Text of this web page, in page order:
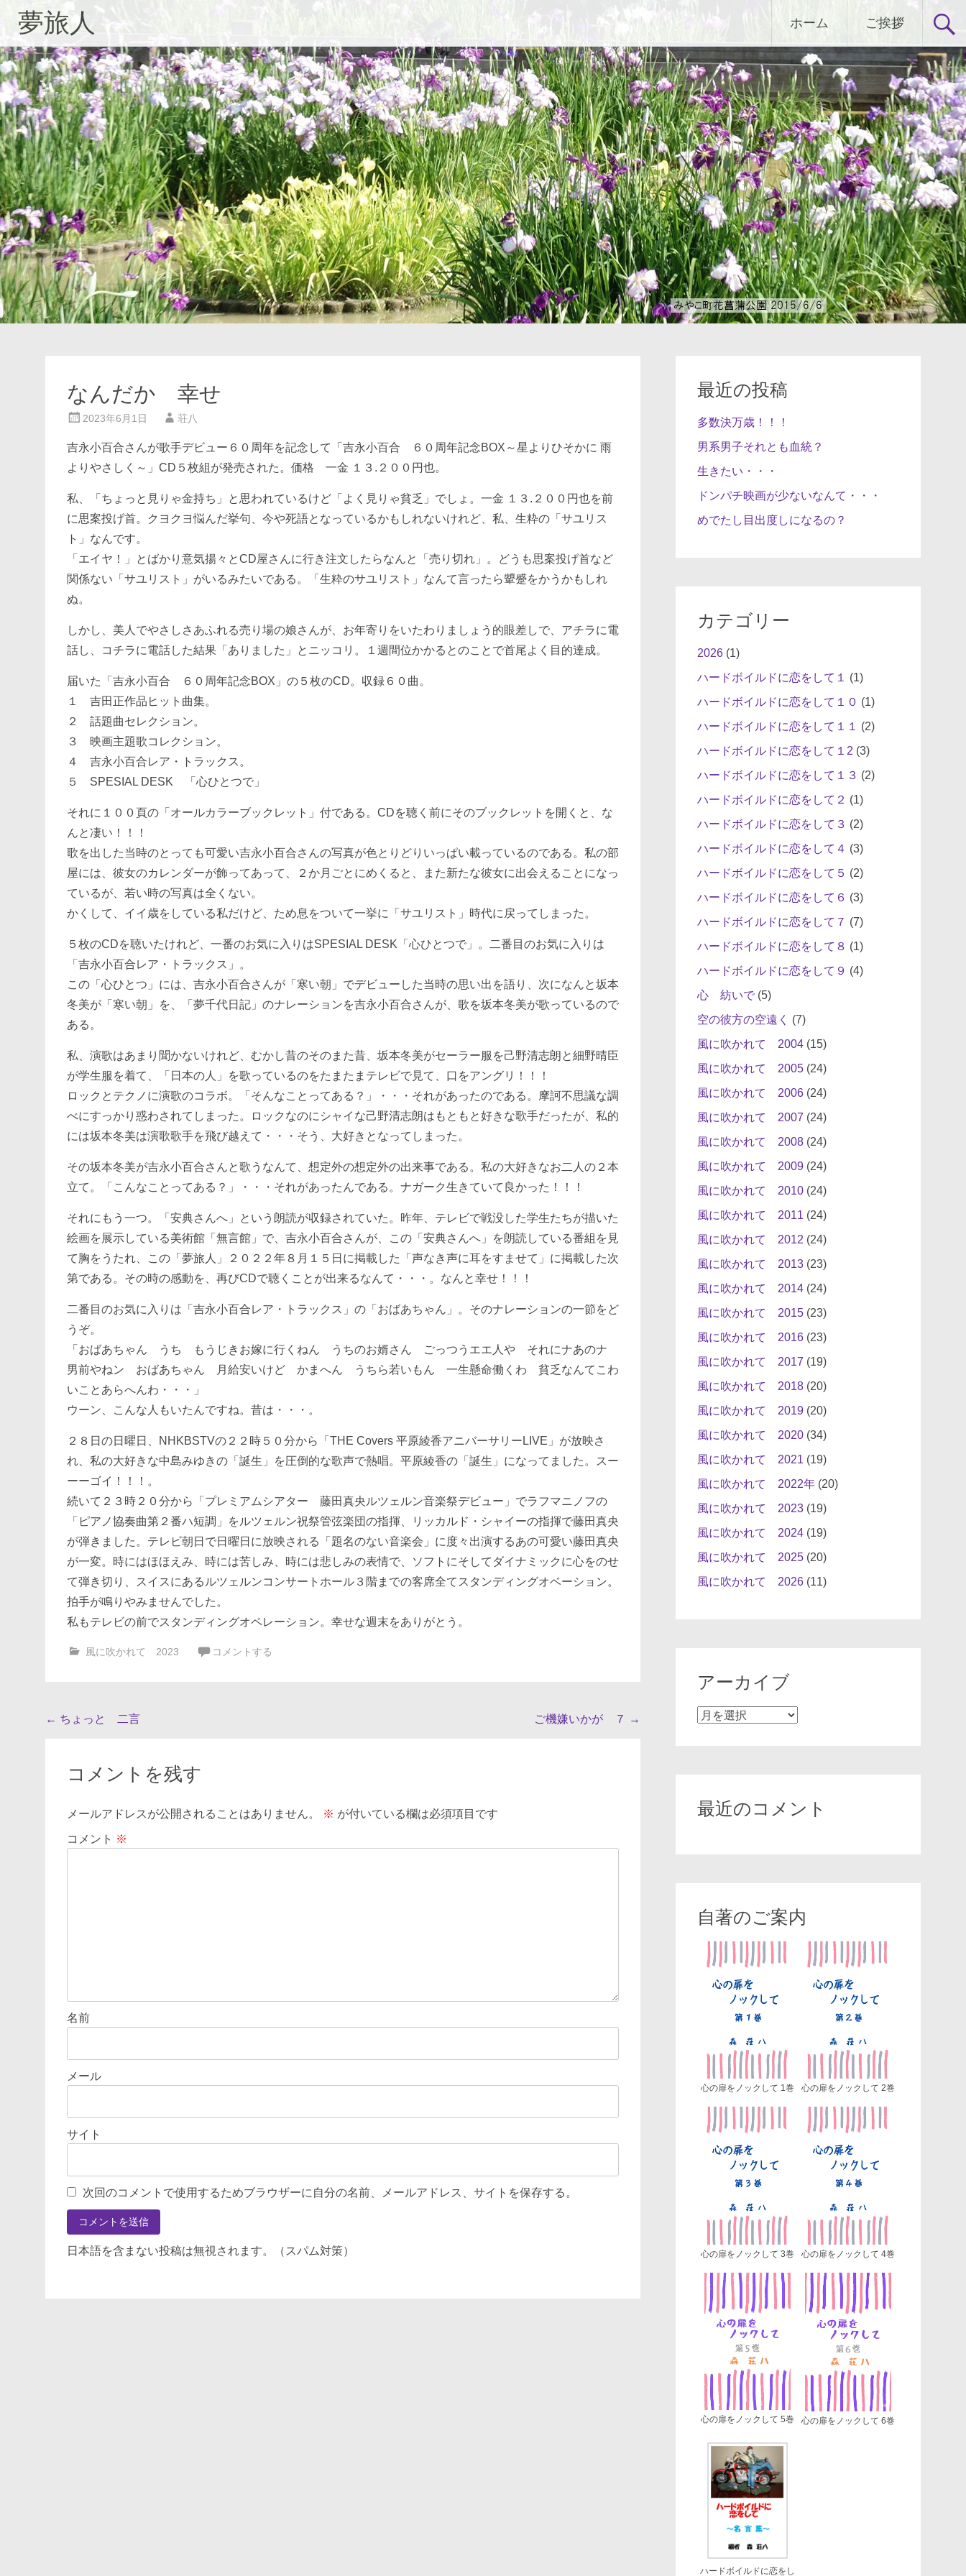
ン
ツ
へ
ス
キ
ッ
プ
夢旅人 ホーム ご挨拶
なんだか 幸せ
2023年6月1日 荘八
吉永小百合さんが歌手デビュー６０周年を記念して「吉永小百合 ６０周年記念BOX～星よりひそかに 雨
よりやさしく～」CD５枚組が発売された。価格 一金 １３.２００円也。
私、「ちょっと見りゃ金持ち」と思われているけど「よく見りゃ貧乏」でしょ。一金 １３.２００円也を前
に思案投げ首。クヨクヨ悩んだ挙句、今や死語となっているかもしれないけれど、私、生粋の「サユリス
ト」なんです。
「エイヤ！」とばかり意気揚々とCD屋さんに行き注文したらなんと「売り切れ」。どうも思案投げ首など
関係ない「サユリスト」がいるみたいである。「生粋のサユリスト」なんて言ったら顰蹙をかうかもしれ
ぬ。
しかし、美人でやさしさあふれる売り場の娘さんが、お年寄りをいたわりましょう的眼差しで、アチラに電
話し、コチラに電話した結果「ありました」とニッコリ。１週間位かかるとのことで首尾よく目的達成。
届いた「吉永小百合 ６０周年記念BOX」の５枚のCD。収録６０曲。
１ 吉田正作品ヒット曲集。
２ 話題曲セレクション。
３ 映画主題歌コレクション。
４ 吉永小百合レア・トラックス。
５ SPESIAL DESK 「心ひとつで」
それに１００頁の「オールカラーブックレット」付である。CDを聴く前にそのブックレットを開くと、な
んと凄い！！！
歌を出した当時のとっても可愛い吉永小百合さんの写真が色とりどりいっぱい載っているのである。私の部
屋には、彼女のカレンダーが飾ってあって、２か月ごとにめくると、また新たな彼女に出会えることになっ
ているが、若い時の写真は全くない。
かくして、イイ歳をしている私だけど、ため息をついて一挙に「サユリスト」時代に戻ってしまった。
５枚のCDを聴いたけれど、一番のお気に入りはSPESIAL DESK「心ひとつで」。二番目のお気に入りは
「吉永小百合レア・トラックス」。
この「心ひとつ」には、吉永小百合さんが「寒い朝」でデビューした当時の思い出を語り、次になんと坂本
冬美が「寒い朝」を、「夢千代日記」のナレーションを吉永小百合さんが、歌を坂本冬美が歌っているので
ある。
私、演歌はあまり聞かないけれど、むかし昔のそのまた昔、坂本冬美がセーラー服を己野清志朗と細野晴臣
が学生服を着て、「日本の人」を歌っているのをたまたまテレビで見て、口をアングリ！！！
ロックとテクノに演歌のコラボ。「そんなことってある？」・・・それがあったのである。摩訶不思議な調
べにすっかり惑わされてしまった。ロックなのにシャイな己野清志朗はもともと好きな歌手だったが、私的
には坂本冬美は演歌歌手を飛び越えて・・・そう、大好きとなってしまった。
その坂本冬美が吉永小百合さんと歌うなんて、想定外の想定外の出来事である。私の大好きなお二人の２本
立て。「こんなことってある？」・・・それがあったんである。ナガーク生きていて良かった！！！
それにもう一つ。「安典さんへ」という朗読が収録されていた。昨年、テレビで戦没した学生たちが描いた
絵画を展示している美術館「無言館」で、吉永小百合さんが、この「安典さんへ」を朗読している番組を見
て胸をうたれ、この「夢旅人」２０２２年８月１５日に掲載した「声なき声に耳をすませて」に掲載した次
第である。その時の感動を、再びCDで聴くことが出来るなんて・・・。なんと幸せ！！！
二番目のお気に入りは「吉永小百合レア・トラックス」の「おばあちゃん」。そのナレーションの一節をど
うぞ。
「おばあちゃん うち もうじきお嫁に行くねん うちのお婿さん ごっつうエエ人や それにナあのナ
男前やねン おばあちゃん 月給安いけど かまへん うちら若いもん 一生懸命働くわ 貧乏なんてこわ
いことあらへんわ・・・」
ウーン、こんな人もいたんですね。昔は・・・。
２８日の日曜日、NHKBSTVの２２時５０分から「THE Covers 平原綾香アニバーサリーLIVE」が放映さ
れ、私の大好きな中島みゆきの「誕生」を圧倒的な歌声で熱唱。平原綾香の「誕生」になってました。スー
ーーゴイ！！！。
続いて２３時２０分から「プレミアムシアター 藤田真央ルツェルン音楽祭デビュー」でラフマニノフの
「ピアノ協奏曲第２番ハ短調」をルツェルン祝祭管弦楽団の指揮、リッカルド・シャイーの指揮で藤田真央
が弾きました。テレビ朝日で日曜日に放映される「題名のない音楽会」に度々出演するあの可愛い藤田真央
が一変。時にはほほえみ、時には苦しみ、時には悲しみの表情で、ソフトにそしてダイナミックに心をのせ
て弾き切り、スイスにあるルツェルンコンサートホール３階までの客席全てスタンディングオベーション。
拍手が鳴りやみませんでした。
私もテレビの前でスタンディングオペレーション。幸せな週末をありがとう。
風に吹かれて 2023 コメントする
投
← ちょっと 二言 ご機嫌いかが ７ →
コメントを残す
メールアドレスが公開されることはありません。 ※ が付いている欄は必須項目です
コメント ※
名前
メール
サイト
次回のコメントで使用するためブラウザーに自分の名前、メールアドレス、サイトを保存する。
日本語を含まない投稿は無視されます。（スパム対策）
最近の投稿
多数決万歳！！！
男系男子それとも血統？
生きたい・・・
ドンパチ映画が少ないなんて・・・
めでたし目出度しになるの？
カテゴリー
2026(1)
ハードボイルドに恋をして１
(1)
ハードボイルドに恋をして１０ (1)
ハードボイルドに恋をして１１
(2)
ハードボイルドに恋をして１2 (3)
ハードボイルドに恋をして１３ (2)
ハードボイルドに恋をして２ (1)
ハードボイルドに恋をして３ (2)
ハードボイルドに恋をして４ (3)
ハードボイルドに恋をして５ (2)
ハードボイルドに恋をして６ (3)
ハードボイルドに恋をして７ (7)
ハードボイルドに恋をして８ (1)
ハードボイルドに恋をして９ (4)
心 紡いで(5)
空の彼方の空遠く
(7)
風に吹かれて 2004(15)
風に吹かれて 2005(24)
風に吹かれて 2006(24)
風に吹かれて 2007 (24)
風に吹かれて 2008(24)
風に吹かれて 2009(24)
風に吹かれて 2010(24)
風に吹かれて 2011 (24)
風に吹かれて 2012 (24)
風に吹かれて 2013(23)
風に吹かれて 2014(24)
風に吹かれて 2015(23)
風に吹かれて 2016(23)
風に吹かれて 2017 (19)
風に吹かれて 2018(20)
風に吹かれて 2019(20)
風に吹かれて 2020(34)
風に吹かれて 2021 (19)
風に吹かれて 2022年(20)
風に吹かれて 2023(19)
風に吹かれて 2024(19)
風に吹かれて 2025(20)
風に吹かれて 2026(11)
アーカイブ
ア
最近のコメント
自著のご案内
心の扉をノックして 1巻 心の扉をノックして 2巻
心の扉をノックして 3巻 心の扉をノックして 4巻
心の扉をノックして 5巻 心の扉をノックして 6巻
ハードボイルドに恋をし